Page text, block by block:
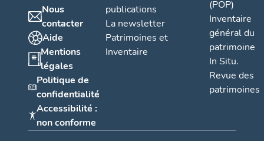
Nous
contacter
Aide
Mentions
légales
Politique de
confidentialité
Accessibilité :
non conforme
publications
La newsletter
Patrimoines et
Inventaire
(POP)
Inventaire
général du
patrimoine
In Situ.
Revue des
patrimoines